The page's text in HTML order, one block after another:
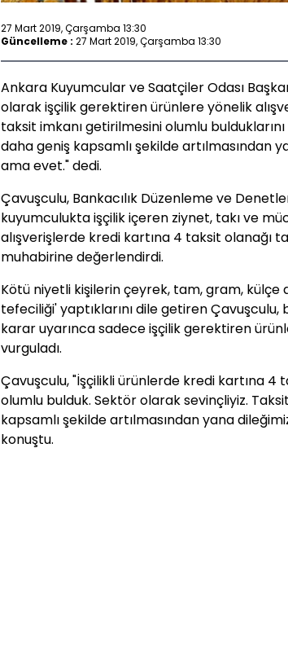
27 Mart 2019, Çarşamba 13:30
Güncelleme : 27 Mart 2019, Çarşamba 13:30
Ankara Kuyumcular ve Saatçiler Odası
olarak işçilik gerektiren ürünlere yönelik
taksit imkanı getirilmesini olumlu
daha geniş kapsamlı şekilde artılmasından
ama evet." dedi.
Çavuşculu, Bankacılık Düzenleme ve
kuyumculukta işçilik içeren ziynet, takı ve
alışverişlerde kredi kartına 4 taksit olanağı
muhabirine değerlendirdi.
Kötü niyetli kişilerin çeyrek, tam, gram, külçe
tefeciliği' yaptıklarını dile getiren
karar uyarınca sadece işçilik gerektiren
vurguladı.
Çavuşculu, "İşçilikli ürünlerde kredi kartına 4
olumlu bulduk. Sektör olarak sevinçliyiz.
kapsamlı şekilde artılmasından yana
konuştu.